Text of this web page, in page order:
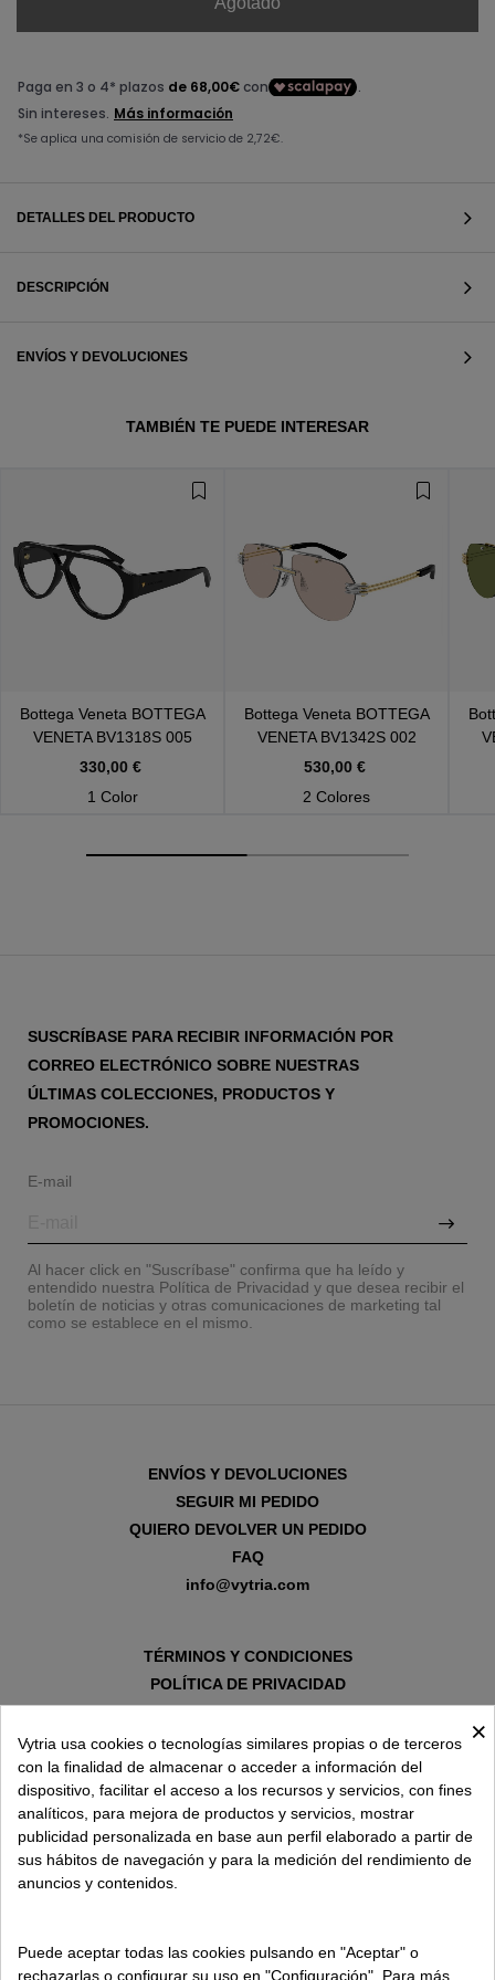
DETALLES DEL PRODUCTO
DESCRIPCIÓN
ENVÍOS Y DEVOLUCIONES
TAMBIÉN TE PUEDE INTERESAR
Bottega Veneta BOTTEGA
VENETA BV1318S 005
330,00 €
1 Color
Bottega Veneta BOTTEGA
VENETA BV1342S 002
530,00 €
2 Colores
SUSCRÍBASE PARA RECIBIR INFORMACIÓN POR
CORREO ELECTRÓNICO SOBRE NUESTRAS
ÚLTIMAS COLECCIONES, PRODUCTOS Y
PROMOCIONES.
E-mail
Al hacer click en "Suscríbase" confirma que ha leído y
entendido nuestra Política de Privacidad y que desea recibir el
boletín de noticias y otras comunicaciones de marketing tal
como se establece en el mismo.
ENVÍOS Y DEVOLUCIONES
SEGUIR MI PEDIDO
QUIERO DEVOLVER UN PEDIDO
FAQ
info@vytria.com
TÉRMINOS Y CONDICIONES
POLÍTICA DE PRIVACIDAD
AVISO LEGAL
POLÍTICA DE COOKIES
SOBRE VYTRIA
×
Vytria usa cookies o tecnologías similares propias o de terceros
con la finalidad de almacenar o acceder a información del
dispositivo, facilitar el acceso a los recursos y servicios, con fines
analíticos, para mejora de productos y servicios, mostrar
publicidad personalizada en base aun perfil elaborado a partir de
sus hábitos de navegación y para la medición del rendimiento de
anuncios y contenidos.
Puede aceptar todas las cookies pulsando en "Aceptar" o
rechazarlas o configurar su uso en "Configuración". Para más